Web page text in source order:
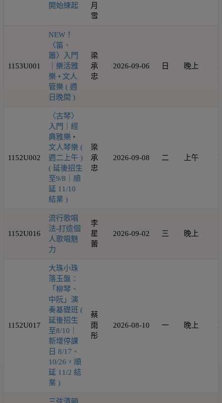
開始練起
月
雪
1153U001
NEW！
〈笛、
簫〉入門
｜樂活雅
樂 • 文人
管樂 ( 週
日晚間 )
梁
承
忠
2026-09-06 日 晚上
1152U002
〈古琴〉
入門｜經
典雅樂 •
文人琴樂 (
週二上午 )
( 延後招生
至9/8｜順
延 11/10
結業 )
梁
承
忠
2026-09-08 二 上午
1152U016
流行歌唱
法-打造個
人歌唱魅
力
李
星
蕾
2026-09-02 三 晚上
1152U017
大珠小珠
落玉盤：
「柳琴、
中阮」演
奏基礎班 (
延後招生
至8/10｜
新增停課
日 8/17、
10/26，順
延 11/2 結
業 )
蔡
雨
彤
2026-08-10 一 晚上